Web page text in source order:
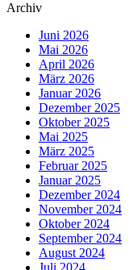
Archiv
Juni 2026
Mai 2026
April 2026
März 2026
Januar 2026
Dezember 2025
Oktober 2025
Mai 2025
März 2025
Februar 2025
Januar 2025
Dezember 2024
November 2024
Oktober 2024
September 2024
August 2024
Juli 2024